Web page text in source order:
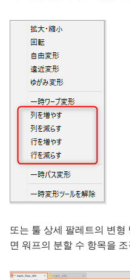
또는 툴 상세 팔레트의 변
면 워프의 분할 수 항목을